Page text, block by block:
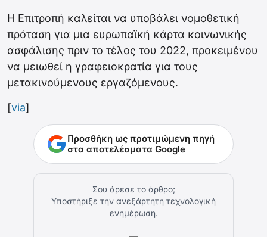
Η Επιτροπή καλείται να υποβάλει νομοθετική
πρόταση για μια ευρωπαϊκή κάρτα κοινωνικής
ασφάλισης πριν το τέλος του 2022, προκειμένου
να μειωθεί η γραφειοκρατία για τους
μετακινούμενους εργαζόμενους.
[via]
Προσθήκη ως προτιμώμενη πηγή
στα αποτελέσματα Google
Σου άρεσε το άρθρο;
Υποστήριξε την ανεξάρτητη τεχνολογική
ενημέρωση.